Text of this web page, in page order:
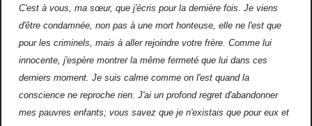
C'est à vous, ma sœur, que j'écris pour la dernière fois. Je viens
d'être condamnée, non pas à une mort honteuse, elle ne l'est que
pour les criminels, mais à aller rejoindre votre frère. Comme lui
innocente, j'espère montrer la même fermeté que lui dans ces
derniers moment. Je suis calme comme on l'est quand la
conscience ne reproche rien. J'ai un profond regret d'abandonner
mes pauvres enfants; vous savez que je n'existais que pour eux et